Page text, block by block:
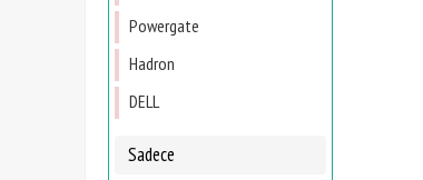
Powergate
Hadron
DELL
Sadece